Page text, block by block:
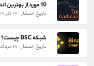
10 مورد از بهترین اندیکاتورهای تشخیص روند
تاریخ انتشار : ۲۰ آذر ۱۴۰۰
شبکه BSC چیست؟
تاریخ انتشار : ۱۸ مرداد ۱۴۰۰